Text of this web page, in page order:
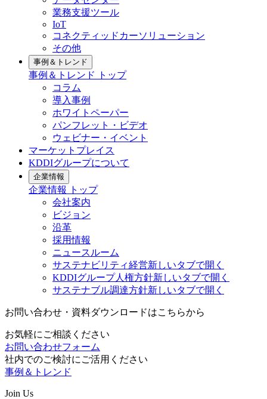
業務支援ツール
IoT
コネクティッドカーソリューション
その他
事例＆トレンド
事例＆トレンド
トップ
コラム
導入事例
ホワイトペーパー
パンフレット・ビデオ
ウェビナー・イベント
マーケットプレイス
KDDIグループについて
企業情報
企業情報
トップ
会社案内
ビジョン
沿革
採用情報
ニュースルーム
サステナビリティ経営新しいタブで開く
KDDIグループ人権方針新しいタブで開く
サステナブル調達方針新しいタブで開く
お問い合わせ・資料ダウンロードはこちらから
お気軽にご相談ください
お問い合わせフォーム
社内でのご検討にご活用ください
事例＆トレンド
Join Us